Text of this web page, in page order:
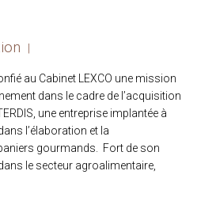
au Cabinet LEXCO une mission
dans le cadre de l’acquisition
une entreprise implantée à
l’élaboration et la
gourmands. Fort de son
le secteur agroalimentaire,